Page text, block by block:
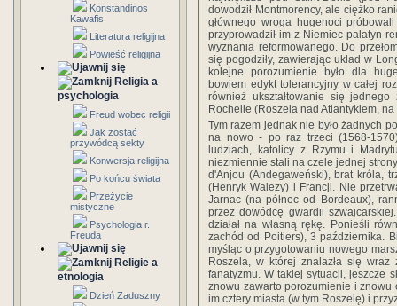
Konstandinos
Kawafis
Literatura religijna
Powieść religijna
Religia a
psychologia
Freud wobec religii
Jak zostać
przywódcą sekty
Konwersja religijna
Po końcu świata
Przeżycie
mistyczne
Psychologia r.
Freuda
Religie a
etnologia
Dzień Zaduszny
dowodził Montmorency, ale ciężko
głównego wroga hugenoci
przyprowadził im z Niemiec palatyn
wyznania reformowanego. Do
się pogodziły, zawierając układ w
kolejne porozumienie było dla
bowiem edykt tolerancyjny w całej
również ukształtowanie się
Rochelle (Roszela nad Atlantykiem,
Tym razem jednak nie było żadnych
na nowo - po raz trzeci (1568-
ludziach, katolicy z Rzymu i
niezmiennie stali na czele jednej
d'Anjou (Andegaweński), brat króla,
(Henryk Walezy) i Francji. Nie
Jarnac (na północ od Bordeaux),
przez dowódcę gwardii
działał na własną rękę. Ponieśli
zachód od Poitiers), 3 października.
myśląc o przygotowaniu nowego
Roszela, w której znalazła się
fanatyzmu. W takiej sytuacji, jeszcze
znowu zawarto porozumienie i
im cztery miasta (w tym Roszelę) i